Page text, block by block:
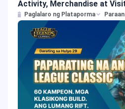
Activity, Merchandise at
Paglalaro ng Plataporma